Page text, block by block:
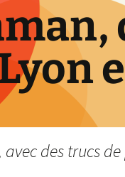
des trucs